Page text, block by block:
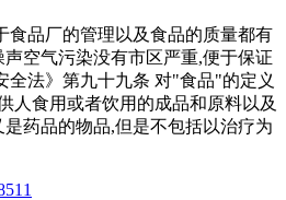
食品厂的管理以及食品的质量都有
空气污染没有市区严重,便于保证
全法》第九十九条 对"食品"的定义
人食用或者饮用的成品和原料以及
药品的物品,但是不包括以治疗为